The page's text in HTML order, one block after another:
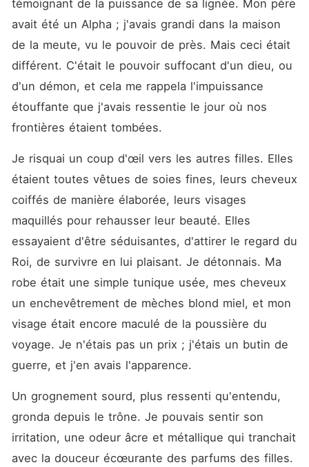
me jette dans ce désert
stérile infesté de monstres.
Laissée pour morte sous un
soleil de plomb, la chair
brûlée à vif par le métal
larmes. Il croyait s'être
débarrassé d'une simple
complication. Mais il a oublié
pour voir son royaume
brûler.
témoignant de la puissance de sa lignée. Mon père
avait été un Alpha ; j'avais grandi dans la maison
de la meute, vu le pouvoir de près. Mais ceci était
différent. C'était le pouvoir suffocant d'un dieu, ou
d'un démon, et cela me rappela l'impuissance
étouffante que j'avais ressentie le jour où nos
frontières étaient tombées.
Je risquai un coup d'œil vers les autres filles. Elles
étaient toutes vêtues de soies fines, leurs cheveux
coiffés de manière élaborée, leurs visages
maquillés pour rehausser leur beauté. Elles
essayaient d'être séduisantes, d'attirer le regard du
Roi, de survivre en lui plaisant. Je détonnais. Ma
robe était une simple tunique usée, mes cheveux
un enchevêtrement de mèches blond miel, et mon
visage était encore maculé de la poussière du
voyage. Je n'étais pas un prix ; j'étais un butin de
guerre, et j'en avais l'apparence.
Un grognement sourd, plus ressenti qu'entendu,
gronda depuis le trône. Je pouvais sentir son
irritation, une odeur âcre et métallique qui tranchait
avec la douceur écœurante des parfums des filles.